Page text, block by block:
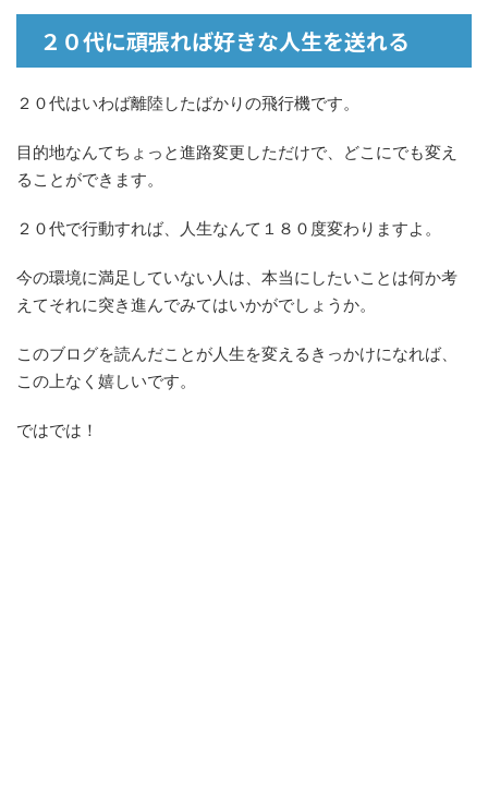
２０代に頑張れば好きな人生を送れる
２０代はいわば離陸したばかりの飛行機です。
目的地なんてちょっと進路変更しただけで、どこにでも変え
ることができます。
２０代で行動すれば、人生なんて１８０度変わりますよ。
今の環境に満足していない人は、本当にしたいことは何か考
えてそれに突き進んでみてはいかがでしょうか。
このブログを読んだことが人生を変えるきっかけになれば、
この上なく嬉しいです。
ではでは！